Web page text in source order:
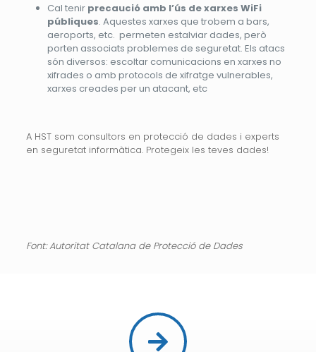
Cal tenir precaució amb l’ús de xarxes WiFi
públiques. Aquestes xarxes que trobem a bars,
aeroports, etc. permeten estalviar dades, però
porten associats problemes de seguretat. Els atacs
són diversos: escoltar comunicacions en xarxes no
xifrades o amb protocols de xifratge vulnerables,
xarxes creades per un atacant, etc
A HST som consultors en protecció de dades i experts
en seguretat informàtica. Protegeix les teves dades!
Font: Autoritat Catalana de Protecció de Dades